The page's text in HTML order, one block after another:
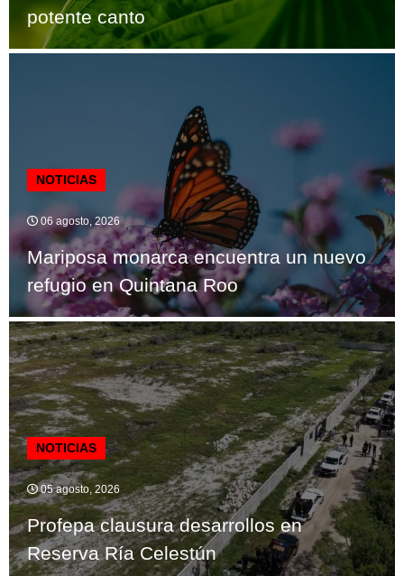
potente canto
NOTICIAS
06 agosto, 2026
Mariposa monarca encuentra un nuevo
refugio en Quintana Roo
NOTICIAS
05 agosto, 2026
Profepa clausura desarrollos en
Reserva Ría Celestún